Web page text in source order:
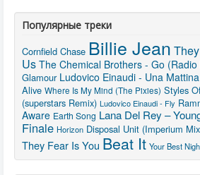
Популярные треки
Cornfield Chase Billie Jean
Us The Chemical Brothers - Go (Radio
Glamour Ludovico Einaudi - Una Mattina
Alive Where Is My Mind (The Pixies) Styles
(superstars Remix) Ludovico Einaudi - Fly
Aware Earth Song Lana Del Rey –
Finale Horizon Disposal Unit (Imperium
They Fear Is You Beat It Your Best